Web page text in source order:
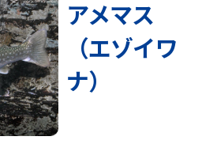
アメマス
（エゾイワ
ナ）